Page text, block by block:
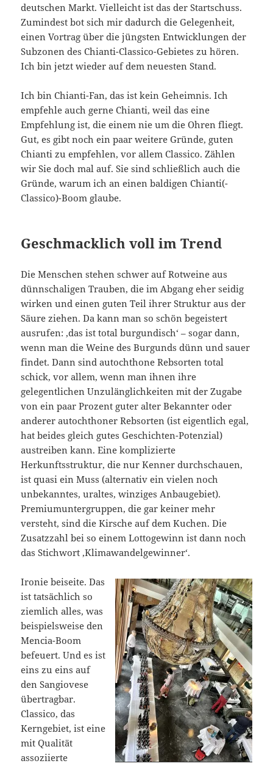
deutschen Markt. Vielleicht ist das der Startschuss.
Zumindest bot sich mir dadurch die Gelegenheit,
einen Vortrag über die jüngsten Entwicklungen der
Subzonen des Chianti-Classico-Gebietes zu hören.
Ich bin jetzt wieder auf dem neuesten Stand.
Ich bin Chianti-Fan, das ist kein Geheimnis. Ich
empfehle auch gerne Chianti, weil das eine
Empfehlung ist, die einem nie um die Ohren fliegt.
Gut, es gibt noch ein paar weitere Gründe, guten
Chianti zu empfehlen, vor allem Classico. Zählen
wir Sie doch mal auf. Sie sind schließlich auch die
Gründe, warum ich an einen baldigen Chianti(-
Classico)-Boom glaube.
Geschmacklich voll im Trend
Die Menschen stehen schwer auf Rotweine aus
dünnschaligen Trauben, die im Abgang eher seidig
wirken und einen guten Teil ihrer Struktur aus der
Säure ziehen. Da kann man so schön begeistert
ausrufen: ‚das ist total burgundisch‘ – sogar dann,
wenn man die Weine des Burgunds dünn und sauer
findet. Dann sind autochthone Rebsorten total
schick, vor allem, wenn man ihnen ihre
gelegentlichen Unzulänglichkeiten mit der Zugabe
von ein paar Prozent guter alter Bekannter oder
anderer autochthoner Rebsorten (ist eigentlich egal,
hat beides gleich gutes Geschichten-Potenzial)
austreiben kann. Eine komplizierte
Herkunftsstruktur, die nur Kenner durchschauen,
ist quasi ein Muss (alternativ ein vielen noch
unbekanntes, uraltes, winziges Anbaugebiet).
Premiumuntergruppen, die gar keiner mehr
versteht, sind die Kirsche auf dem Kuchen. Die
Zusatzzahl bei so einem Lottogewinn ist dann noch
das Stichwort ‚Klimawandelgewinner‘.
Ironie beiseite. Das
ist tatsächlich so
ziemlich alles, was
beispielsweise den
Mencia-Boom
befeuert. Und es ist
eins zu eins auf
den Sangiovese
übertragbar.
Classico, das
Kerngebiet, ist eine
mit Qualität
assoziierte